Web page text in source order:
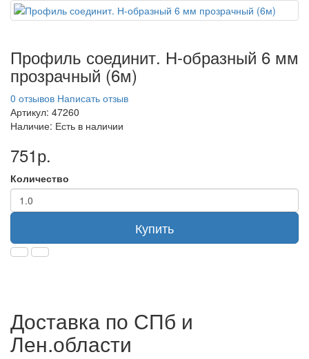
Профиль соединит. Н-образный 6 мм
прозрачный (6м)
0 отзывов Написать отзыв
Артикул: 47260
Наличие: Есть в наличии
751р.
Количество
Купить
Доставка по СПб и
Лен.области